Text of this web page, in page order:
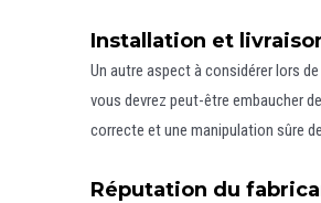
Installation et
Un autre aspect à considérer lors
vous devrez peut-être embaucher
correcte et une manipulation sûre
Réputation du